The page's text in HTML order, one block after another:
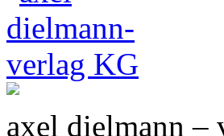
axel dielmann –